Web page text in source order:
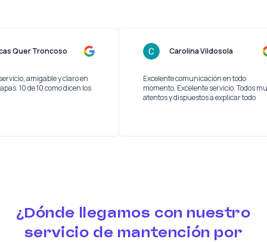
buen servicio, amigable y claro en
las etapas. 10 de 10 como dicen los
Lucas Quer Troncoso
Excelente comunicación en
momento. Excelente servicio.
atentos y dispuestos a
Carolina Vildosola
¿Dónde llegamos con nuestro
servicio de mantención por